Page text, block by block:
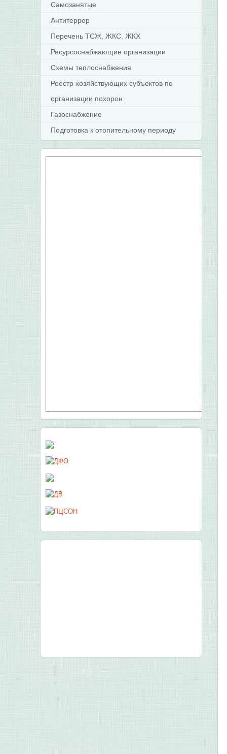
Самозанятые
Антитеррор
Перечень ТСЖ, ЖКС, ЖКХ
Ресурсоснабжающие организации
Схемы теплоснабжения
Реестр хозяйствующих субъектов по
организации похорон
Газоснабжение
Подготовка к отопительному периоду